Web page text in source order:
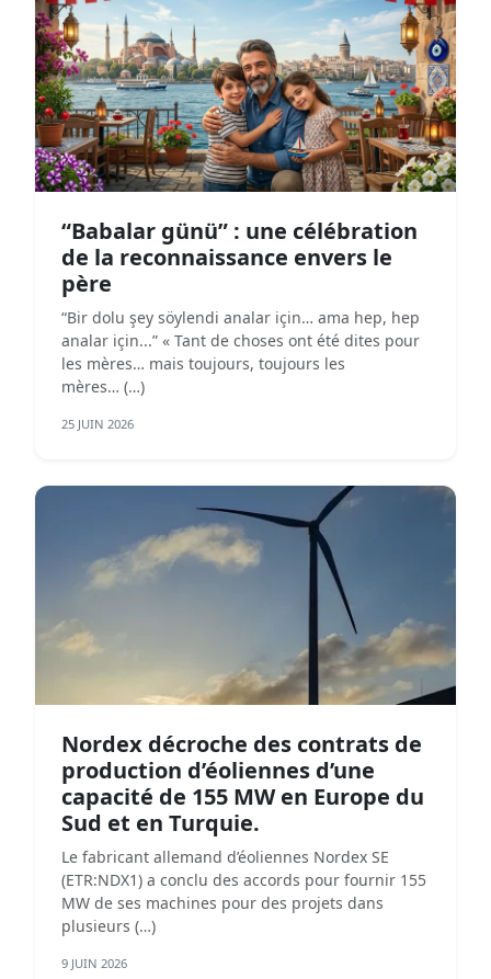
“Babalar günü” : une célébration
de la reconnaissance envers le
père
“Bir dolu şey söylendi analar için… ama hep, hep
analar için...” « Tant de choses ont été dites pour
les mères… mais toujours, toujours les
mères… (…)
25 JUIN 2026
Nordex décroche des contrats de
production d’éoliennes d’une
capacité de 155 MW en Europe du
Sud et en Turquie.
Le fabricant allemand d’éoliennes Nordex SE
(ETR:NDX1) a conclu des accords pour fournir 155
MW de ses machines pour des projets dans
plusieurs (…)
9 JUIN 2026